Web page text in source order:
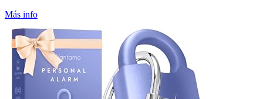
Más info